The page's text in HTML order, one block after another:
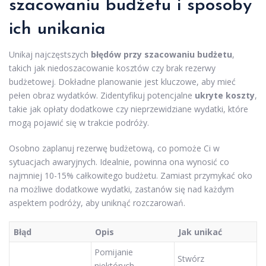
szacowaniu budżetu i sposoby
ich unikania
Unikaj najczęstszych błędów przy szacowaniu budżetu,
takich jak niedoszacowanie kosztów czy brak rezerwy
budżetowej. Dokładne planowanie jest kluczowe, aby mieć
pełen obraz wydatków. Zidentyfikuj potencjalne ukryte koszty,
takie jak opłaty dodatkowe czy nieprzewidziane wydatki, które
mogą pojawić się w trakcie podróży.
Osobno zaplanuj rezerwę budżetową, co pomoże Ci w
sytuacjach awaryjnych. Idealnie, powinna ona wynosić co
najmniej 10-15% całkowitego budżetu. Zamiast przymykać oko
na możliwe dodatkowe wydatki, zastanów się nad każdym
aspektem podróży, aby uniknąć rozczarowań.
Błąd Opis
Jak unikać
Pomijanie
Stwórz